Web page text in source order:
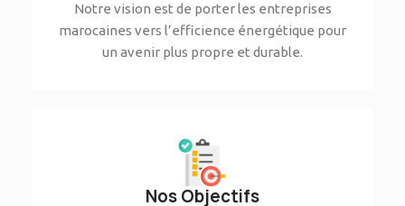
Notre vision est de porter les entreprises
marocaines vers l’efficience énergétique pour
un avenir plus propre et durable.
Nos Objectifs